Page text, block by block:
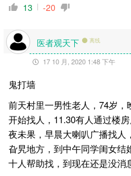
13 -20
医者观天下 离线
17 10 月, 2020 1:48 下午
鬼打墙
前天村里一男性老人，74岁
开始找人，11.30有人通过楼
夜未果，早晨大喇叭广播找人
旮旯地方，到中午同学闺女
十人帮助找，到现在还是没消